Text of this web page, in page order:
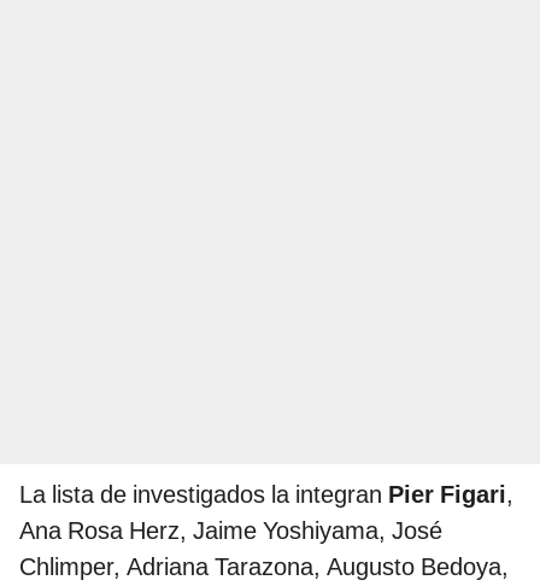
La lista de investigados la integran Pier Figari,
Ana Rosa Herz, Jaime Yoshiyama, José
Chlimper, Adriana Tarazona, Augusto Bedoya,